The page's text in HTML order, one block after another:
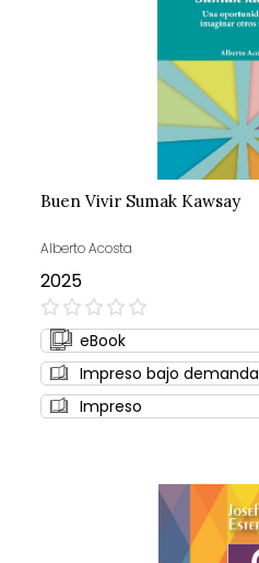
Buen Vivir Sumak Kawsay
Alberto Acosta
2025
0%
eBook
Impreso bajo demanda
Impreso